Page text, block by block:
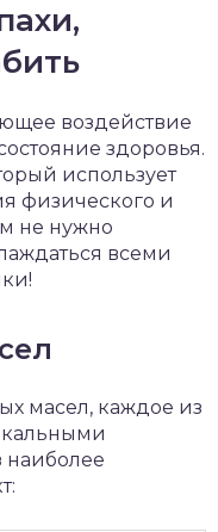
воздействие
здоровья.
использует
физического и
не нужно
всеми
масел, каждое из
наиболее